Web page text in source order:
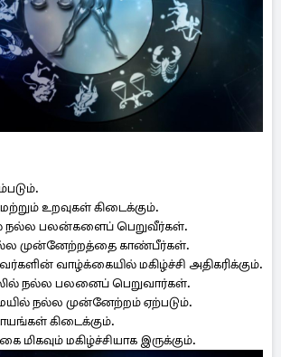
மற்றும் உறவுகள் கிடைக்கும்.
நல்ல பலன்களைப் பெறுவீர்கள்.
முன்னேற்றத்தை காண்பீர்கள்.
வாழ்க்கையில் மகிழ்ச்சி அதிகரிக்கும்.
நல்ல பலனைப் பெறுவார்கள்.
நல்ல முன்னேற்றம் ஏற்படும்.
கிடைக்கும்.
மிகவும் மகிழ்ச்சியாக இருக்கும்.